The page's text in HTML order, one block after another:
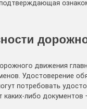
движения
Удостоверение
потребовать
каких-либо